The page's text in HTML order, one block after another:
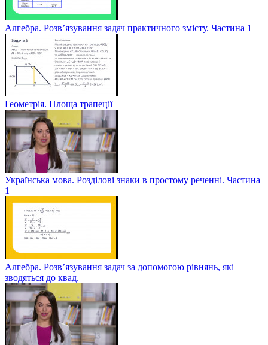
Алгебра. Розв’язування задач практичного змісту. Частина 1
Геометрія. Площа трапеції
Українська мова. Розділові знаки в простому реченні. Частина
1
Алгебра. Розв’язування задач за допомогою рівнянь, які
зводяться до квад.